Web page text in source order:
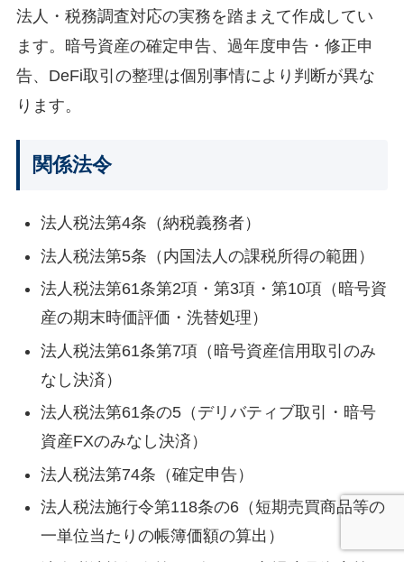
法人・税務調査対応の実務を踏まえて作成してい
ます。暗号資産の確定申告、過年度申告・修正申
告、DeFi取引の整理は個別事情により判断が異な
ります。
関係法令
法人税法第4条（納税義務者）
法人税法第5条（内国法人の課税所得の範囲）
法人税法第61条第2項・第3項・第10項（暗号資
産の期末時価評価・洗替処理）
法人税法第61条第7項（暗号資産信用取引のみ
なし決済）
法人税法第61条の5（デリバティブ取引・暗号
資産FXのみなし決済）
法人税法第74条（確定申告）
法人税法施行令第118条の6（短期売買商品等の
一単位当たりの帳簿価額の算出）